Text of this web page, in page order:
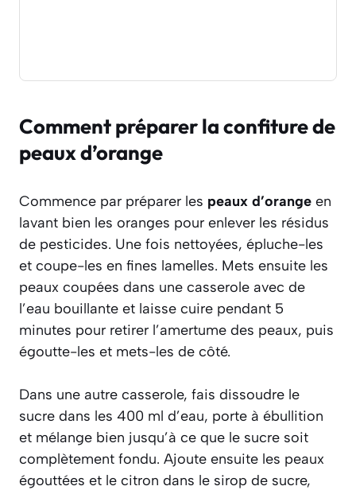
Comment préparer la confiture de
peaux d’orange
Commence par préparer les peaux d’orange en
lavant bien les oranges pour enlever les résidus
de pesticides. Une fois nettoyées, épluche-les
et coupe-les en fines lamelles. Mets ensuite les
peaux coupées dans une casserole avec de
l’eau bouillante et laisse cuire pendant 5
minutes pour retirer l’amertume des peaux, puis
égoutte-les et mets-les de côté.
Dans une autre casserole, fais dissoudre le
sucre dans les 400 ml d’eau, porte à ébullition
et mélange bien jusqu’à ce que le sucre soit
complètement fondu. Ajoute ensuite les peaux
égouttées et le citron dans le sirop de sucre,